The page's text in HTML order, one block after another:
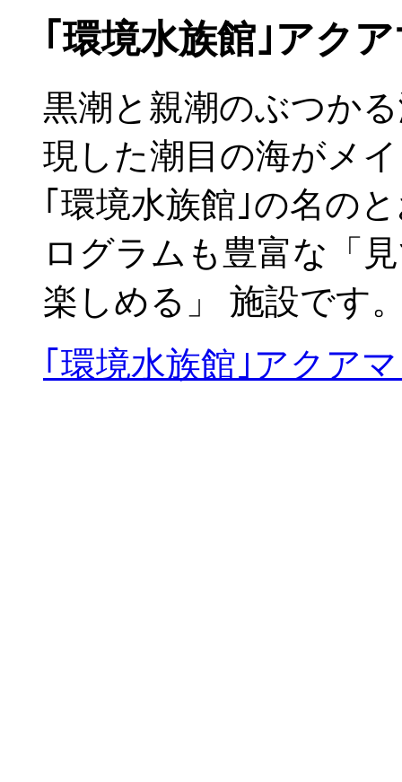
｢環境水族館｣アク
黒潮と親潮のぶつか
現した潮目の海がメ
｢環境水族館｣の名の
ログラムも豊富な「
楽しめる」 施設です
｢環境水族館｣アクア